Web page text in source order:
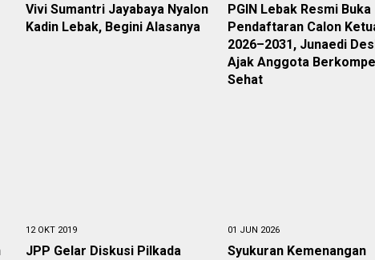
Vivi Sumantri Jayabaya Nyalon
Kadin Lebak, Begini Alasanya
PGIN Lebak Resmi Buka
Pendaftaran Calon
2026–2031, Junaedi
Ajak Anggota
Sehat
12 OKT 2019
JPP Gelar Diskusi Pilkada
01 JUN 2026
Syukuran Kemenangan